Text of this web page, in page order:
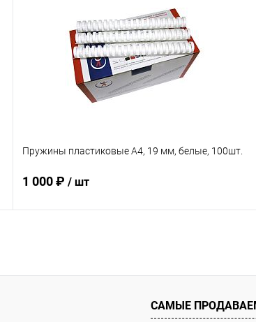
Купить в 1 клик К сравнению
В избранное В наличии
Пружины пластиковые А4, 19 мм, белые, 100шт.
1 000 ₽ / шт
Купить в 1 клик К сравнению
В наличии
САМЫЕ